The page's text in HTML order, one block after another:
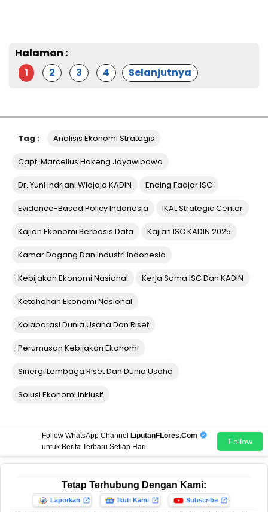
Halaman :
1
2 3 4 Selanjutnya
Tag : Analisis Ekonomi Strategis
Capt. Marcellus Hakeng Jayawibawa
Dr. Yuni Indriani Widjaja KADIN Ending Fadjar ISC
Evidence-Based Policy Indonesia IKAL Strategic Center
Kajian Ekonomi Berbasis Data Kajian ISC KADIN 2025
Kamar Dagang Dan Industri Indonesia
Kebijakan Ekonomi Nasional Kerja Sama ISC Dan KADIN
Ketahanan Ekonomi Nasional
Kolaborasi Dunia Usaha Dan Riset
Perumusan Kebijakan Ekonomi
Sinergi Lembaga Riset Dan Dunia Usaha
Solusi Ekonomi Inklusif
Follow WhatsApp Channel
LiputanFLores.Com
untuk Berita Terbaru Setiap Hari
Follow
Tetap Terhubung Dengan Kami:
Laporkan Ikuti Kami Subscribe